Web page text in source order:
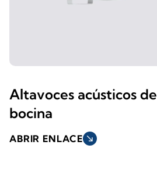
Altavoces acústicos de
bocina
ABRIR ENLACE south_east